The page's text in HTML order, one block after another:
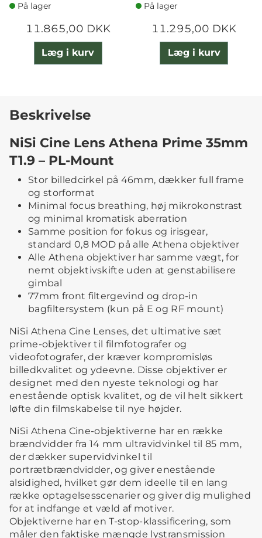
På lager
11.865,00 DKK
Læg i kurv
På lager
11.295,00 DKK
Læg i kurv
Beskrivelse
NiSi Cine Lens Athena Prime 35mm
T1.9 – PL-Mount
Stor billedcirkel på 46mm, dækker full frame
og storformat
Minimal focus breathing, høj mikrokonstrast
og minimal kromatisk aberration
Samme position for fokus og irisgear,
standard 0,8 MOD på alle Athena objektiver
Alle Athena objektiver har samme vægt, for
nemt objektivskifte uden at genstabilisere
gimbal
77mm front filtergevind og drop-in
bagfiltersystem (kun på E og RF mount)
NiSi Athena Cine Lenses, det ultimative sæt
prime-objektiver til filmfotografer og
videofotografer, der kræver kompromisløs
billedkvalitet og ydeevne. Disse objektiver er
designet med den nyeste teknologi og har
enestående optisk kvalitet, og de vil helt sikkert
løfte din filmskabelse til nye højder.
NiSi Athena Cine-objektiverne har en række
brændvidder fra 14 mm ultravidvinkel til 85 mm,
der dækker supervidvinkel til
portrætbrændvidder, og giver enestående
alsidighed, hvilket gør dem ideelle til en lang
række optagelsesscenarier og giver dig mulighed
for at indfange et væld af motiver.
Objektiverne har en T-stop-klassificering, som
måler den faktiske mængde lystransmission